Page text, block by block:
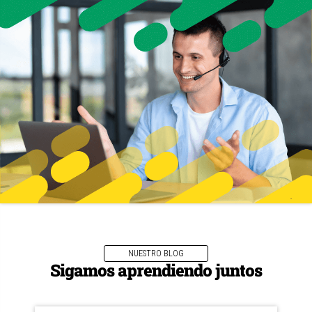
NUESTRO BLOG
Sigamos aprendiendo juntos